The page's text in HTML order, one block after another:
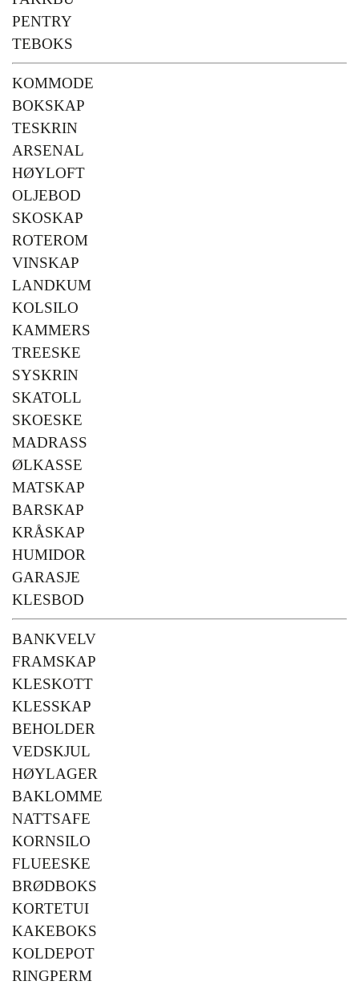
PENTRY
TEBOKS
KOMMODE
BOKSKAP
TESKRIN
ARSENAL
HØYLOFT
OLJEBOD
SKOSKAP
ROTEROM
VINSKAP
LANDKUM
KOLSILO
KAMMERS
TREESKE
SYSKRIN
SKATOLL
SKOESKE
MADRASS
ØLKASSE
MATSKAP
BARSKAP
KRÅSKAP
HUMIDOR
GARASJE
KLESBOD
BANKVELV
FRAMSKAP
KLESKOTT
KLESSKAP
BEHOLDER
VEDSKJUL
HØYLAGER
BAKLOMME
NATTSAFE
KORNSILO
FLUEESKE
BRØDBOKS
KORTETUI
KAKEBOKS
KOLDEPOT
RINGPERM